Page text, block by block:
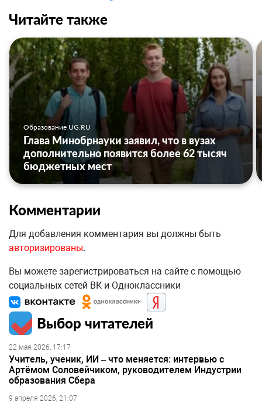
Читайте также
Образование UG.RU
Глава Минобрнауки заявил, что в вузах
дополнительно появится более 62 тысяч
бюджетных мест
Комментарии
Для добавления комментария вы должны быть
авторизированы.
Вы можете зарегистрироваться на сайте с помощью
социальных сетей ВК и Одноклассники
Выбор читателей
22 мая 2026, 17:17
Учитель, ученик, ИИ – что меняется: интервью с
Артёмом Соловейчиком, руководителем Индустрии
образования Сбера
9 апреля 2026, 21:07